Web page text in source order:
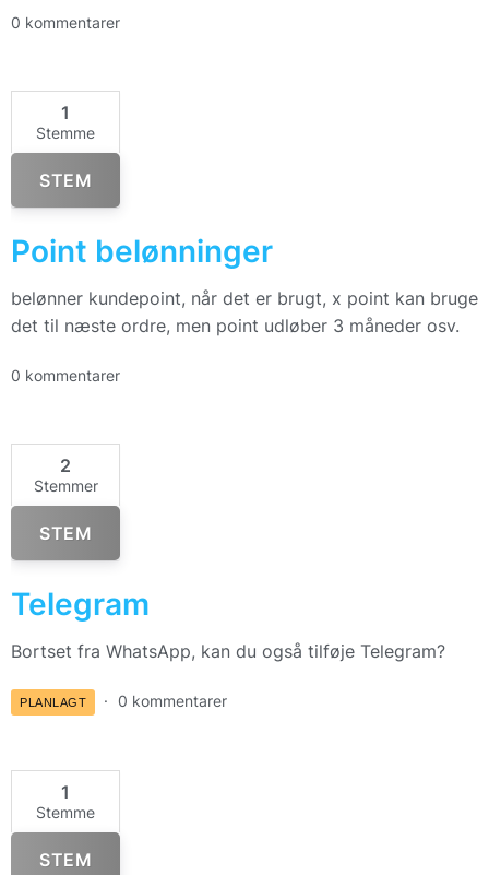
0 kommentarer
1
Stemme
STEM
Point belønninger
belønner kundepoint, når det er brugt, x point kan bruge
det til næste ordre, men point udløber 3 måneder osv.
0 kommentarer
2
Stemmer
STEM
Telegram
Bortset fra WhatsApp, kan du også tilføje Telegram?
PLANLAGT 0 kommentarer
1
Stemme
STEM